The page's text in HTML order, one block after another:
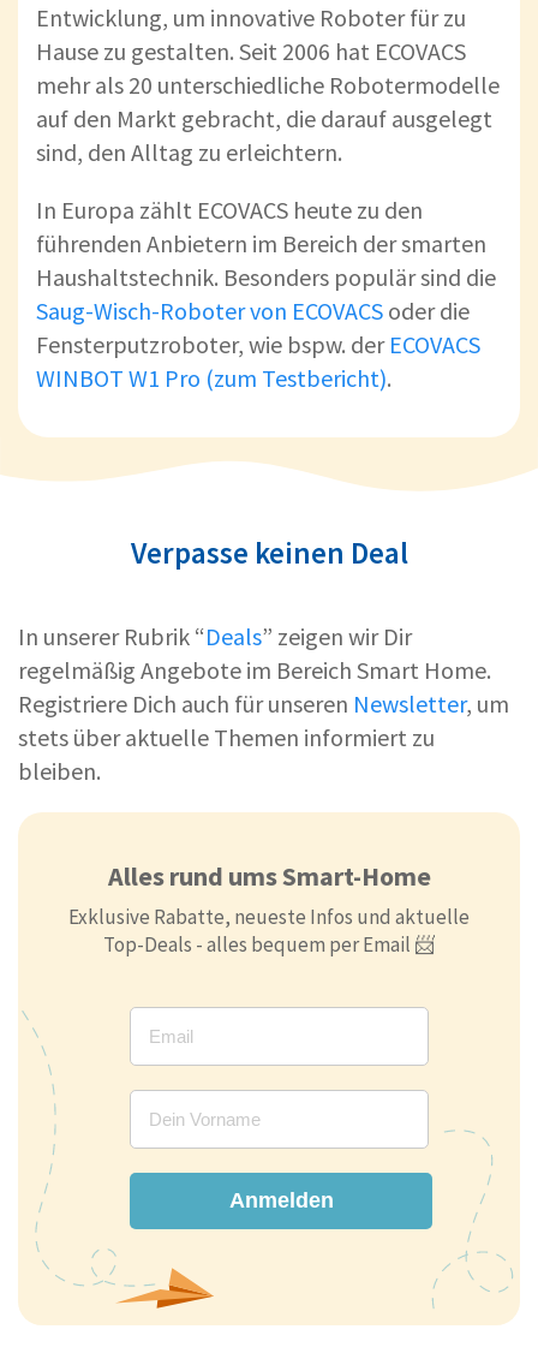
Entwicklung, um innovative Roboter für zu
Hause zu gestalten. Seit 2006 hat ECOVACS
mehr als 20 unterschiedliche Robotermodelle
auf den Markt gebracht, die darauf ausgelegt
sind, den Alltag zu erleichtern.
In Europa zählt ECOVACS heute zu den
führenden Anbietern im Bereich der smarten
Haushaltstechnik. Besonders populär sind die
Saug-Wisch-Roboter von ECOVACS oder die
Fensterputzroboter, wie bspw. der ECOVACS
WINBOT W1 Pro (zum Testbericht).
Verpasse keinen Deal
In unserer Rubrik “Deals” zeigen wir Dir
regelmäßig Angebote im Bereich Smart Home.
Registriere Dich auch für unseren Newsletter, um
stets über aktuelle Themen informiert zu
bleiben.
Alles rund ums Smart-Home
Exklusive Rabatte, neueste Infos und aktuelle
Top-Deals - alles bequem per Email 📨
Anmelden